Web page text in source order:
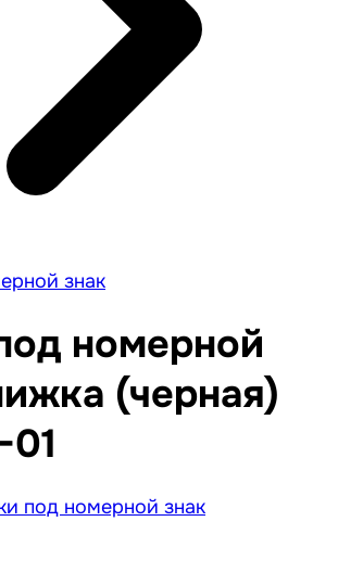
знак
номерной
(черная)
под номерной знак